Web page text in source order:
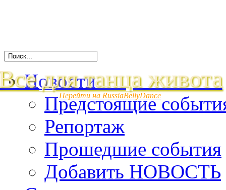
для танца живота
Перейти на RussiaBellyDance
Новости
Предстоящие
Репортаж
Прошедшие события
Добавить НОВОСТЬ